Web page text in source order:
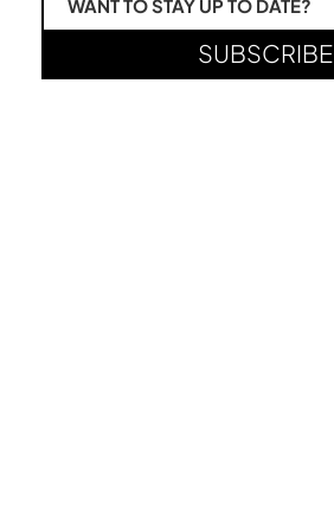
WANT TO STAY UP TO DATE?
SUBSCRIBE